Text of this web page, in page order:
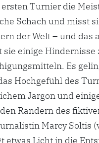
Turnier die
Schach und misst
der Welt – und
sie einige
Es
Hochgefühl des
Jargon und
Rändern des
Marcy Soltis
etwas Licht in die